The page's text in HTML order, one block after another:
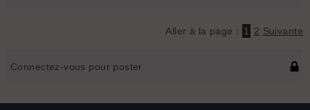
Aller à la page : 1 2 Suivante
Connectez-vous pour poster